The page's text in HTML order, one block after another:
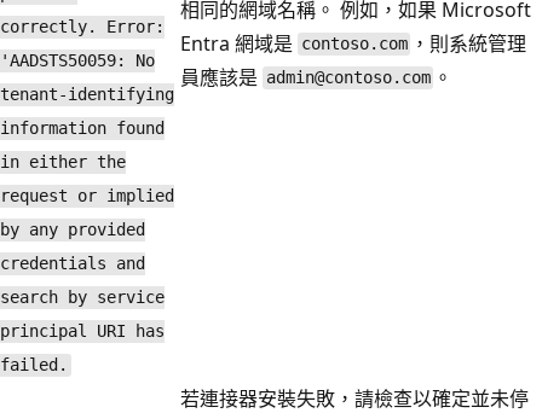
correctly. Error:
'AADSTS50059: No
tenant-identifying
information found
in either the
request or implied
by any provided
credentials and
search by service
principal URI has
failed.
相同的網域名稱。 例如，如果 Microsoft
Entra 網域是 contoso.com ，則系統管理
員應該是 admin@contoso.com 。
若連接器安裝失敗，請檢查以確定並未停